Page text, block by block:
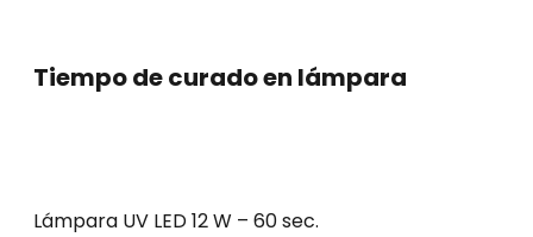
Tiempo de curado en lámpara
Lámpara UV LED 12 W – 60 sec.